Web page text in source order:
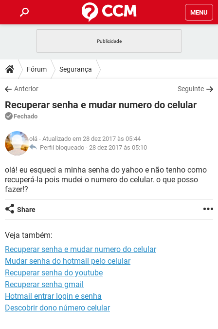
MENU
CELULAR
OUTLOOK
INSTAGRAM GMAIL
GUIA DE COMPRAS
DICAS
JOGOS
OUTLOOK
INSTAGRAM
GUIA DE COMPRAS
DOWNLOADS
JOGOS WHATSAPP
CELULAR
OUTLOOK EXCEL
INSTAGRAM
GUIA DE COMPRAS
FÓRUM
JOGOS
CELULAR FACEBOOK
INSTAGRAM GMAIL
GLOSSÁRIO
JOGOS
CELULAR FACEBOOK
OUTLOOK
INSTAGRAM
Fórum Segurança
Anterior Seguinte
Recuperar senha e mudar numero do celular
Fechado
olá - Atualizado em 28 dez 2017 às 05:44
Perfil bloqueado - 28 dez 2017 às 05:10
olá! eu esqueci a minha senha do yahoo e não tenho como
recuperá-la pois mudei o numero do celular. o que posso
fazer!?
Share
Veja também:
Recuperar senha e mudar numero do celular
Mudar senha do hotmail pelo celular
Recuperar senha do youtube
Recuperar senha gmail
Hotmail entrar login e senha
Descobrir dono número celular